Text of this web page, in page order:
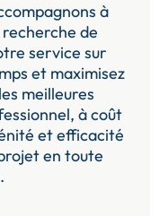
à
de
service sur
et maximisez
meilleures
à coût
et efficacité
en toute